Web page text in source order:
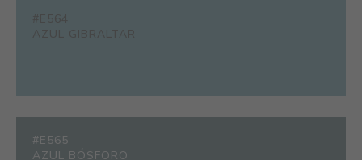
#E565
AZUL BÓSFORO